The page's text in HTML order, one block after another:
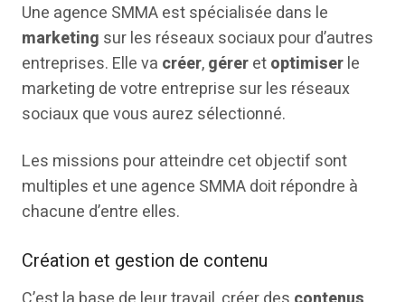
Une agence SMMA est spécialisée dans le
marketing sur les réseaux sociaux pour d’autres
entreprises. Elle va créer,géreretoptimiserle
marketing de votre entreprise sur les réseaux
sociaux que vous aurez sélectionné.
Les missions pour atteindre cet objectif sont
multiples et une agence SMMA doit répondre à
chacune d’entre elles.
Création et gestion de contenu